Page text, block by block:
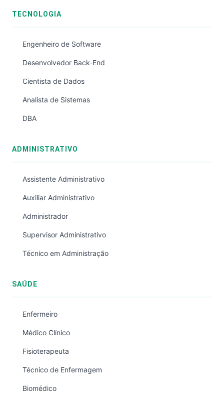
TECNOLOGIA
Engenheiro de Software
Desenvolvedor Back-End
Cientista de Dados
Analista de Sistemas
DBA
ADMINISTRATIVO
Assistente Administrativo
Auxiliar Administrativo
Administrador
Supervisor Administrativo
Técnico em Administração
SAÚDE
Enfermeiro
Médico Clínico
Fisioterapeuta
Técnico de Enfermagem
Biomédico